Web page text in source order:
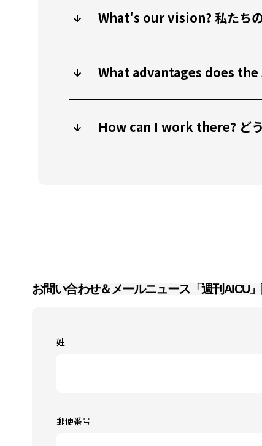
What's our vision? 私たちの
What advantages does the
How can I work there? ど
お問い合わせ＆メールニュース「週刊AICU
姓
郵便番号